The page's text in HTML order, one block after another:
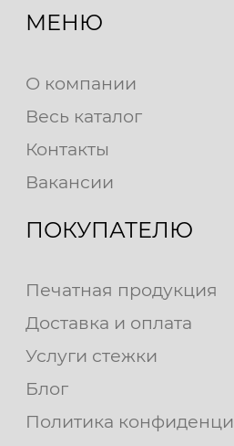
МЕНЮ
О компании
Весь каталог
Контакты
Вакансии
ПОКУПАТЕЛЮ
Печатная продукция
Доставка и оплата
Услуги стежки
Блог
Политика